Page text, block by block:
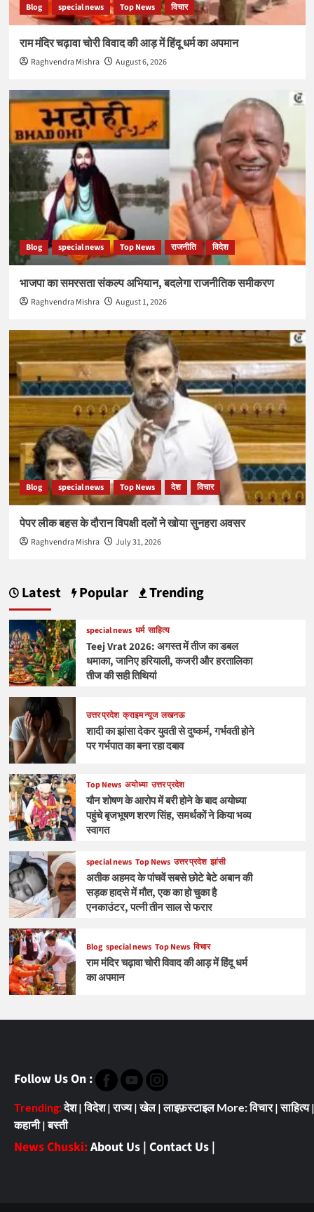
Blog special news Top News विचार
राम मंदिर चढ़ावा चोरी विवाद की आड़ में हिंदू धर्म का अपमान
Raghvendra Mishra August 6, 2026
Blog special news Top News राजनीति विदेश
भाजपा का समरसता संकल्प अभियान, बदलेगा राजनीतिक समीकरण
Raghvendra Mishra August 1, 2026
Blog special news Top News देश विचार
पेपर लीक बहस के दौरान विपक्षी दलों ने खोया सुनहरा अवसर
Raghvendra Mishra July 31, 2026
Latest Popular Trending
special news धर्म साहित्य
Teej Vrat 2026: अगस्त में तीज का डबल
धमाका, जानिए हरियाली, कजरी और हरतालिका
तीज की सही तिथियां
उत्तर प्रदेश क्राइम न्यूज लखनऊ
शादी का झांसा देकर युवती से दुष्कर्म, गर्भवती होने
पर गर्भपात का बना रहा दबाव
Top News अयोध्या उत्तर प्रदेश
यौन शोषण के आरोप में बरी होने के बाद अयोध्या
पहुंचे बृजभूषण शरण सिंह, समर्थकों ने किया भव्य
स्वागत
special news Top News उत्तर प्रदेश झांसी
अतीक अहमद के पांचवें सबसे छोटे बेटे अबान की
सड़क हादसे में मौत, एक का हो चुका है
एनकाउंटर, पत्नी तीन साल से फरार
Blog special news Top News विचार
राम मंदिर चढ़ावा चोरी विवाद की आड़ में हिंदू धर्म
का अपमान
Follow Us On :
Trending:देश|विदेश|राज्य|खेल|लाइफ़स्टाइल More:विचार|साहित्य|
कहानी|बस्ती
News Chuski:About Us | Contact Us |